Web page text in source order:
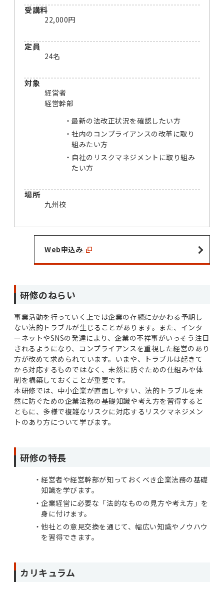
受講料
22,000円
定員
24名
対象
経営者
経営幹部
最新の法改正状況を確認したい方
社内のコンプライアンスの改革に取り
組みたい方
自社のリスクマネジメントに取り組み
たい方
場所
九州校
Web申込み
研修のねらい
事業活動を行っていく上では企業の存続にかかわる予期し
ない法的トラブルが生じることがあります。また、インタ
ーネットやSNSの発達により、企業の不祥事がいっそう注目
されるようになり、コンプライアンスを重視した経営のあり
方が改めて求められています。いまや、トラブルは起きて
から対応するものではなく、未然に防ぐための仕組みや体
制を構築しておくことが重要です。
本研修では、中小企業が直面しやすい、法的トラブルを未
然に防ぐための企業法務の基礎知識や考え方を習得すると
ともに、多様で複雑なリスクに対応するリスクマネジメン
トのあり方について学びます。
研修の特長
経営者や経営幹部が知っておくべき企業法務の基礎
知識を学びます。
企業経営に必要な「法的なものの見方や考え方」を
身に付けます。
他社との意見交換を通じて、幅広い知識やノウハウ
を習得できます。
カリキュラム